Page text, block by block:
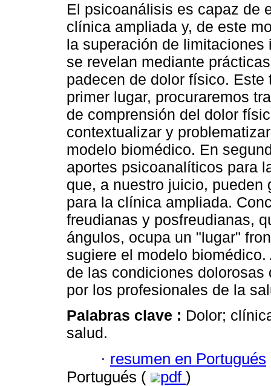
El psicoanálisis es capaz de
clínica ampliada y, de este
la superación de
se revelan mediante
padecen de dolor físico.
primer lugar, procuraremos
de comprensión del dolor
contextualizar y
modelo biomédico. En
aportes psicoanalíticos para
que, a nuestro juicio,
para la clínica ampliada.
freudianas y posfreudianas,
ángulos, ocupa un "lugar"
sugiere el modelo
de las condiciones
por los profesionales de la
Palabras clave : Dolor;
salud.
· resumen en Portugués
Portugués (
pdf )